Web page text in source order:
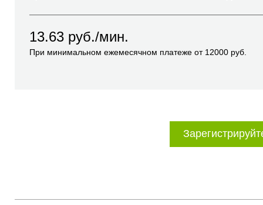
13.63 руб./мин.
При минимальном ежемесячном платеже от 12000 руб.